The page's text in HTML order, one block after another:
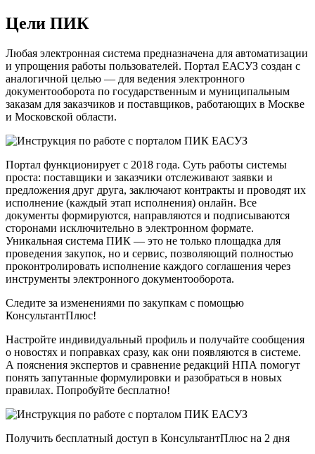
Цели ПИК
Любая электронная система предназначена для автоматизации
и упрощения работы пользователей. Портал ЕАСУЗ создан с
аналогичной целью — для ведения электронного
документооборота по государственным и муниципальным
заказам для заказчиков и поставщиков, работающих в Москве
и Московской области.
Портал функционирует с 2018 года. Суть работы системы
проста: поставщики и заказчики отслеживают заявки и
предложения друг друга, заключают контракты и проводят их
исполнение (каждый этап исполнения) онлайн. Все
документы формируются, направляются и подписываются
сторонами исключительно в электронном формате.
Уникальная система ПИК — это не только площадка для
проведения закупок, но и сервис, позволяющий полностью
проконтролировать исполнение каждого соглашения через
инструменты электронного документооборота.
Следите за изменениями по закупкам с помощью
КонсультантПлюс!
Настройте индивидуальный профиль и получайте сообщения
о новостях и поправках сразу, как они появляются в системе.
А пояснения экспертов и сравнение редакций НПА помогут
понять запутанные формулировки и разобраться в новых
правилах. Попробуйте бесплатно!
Получить бесплатный доступ в КонсультантПлюс на 2 дня